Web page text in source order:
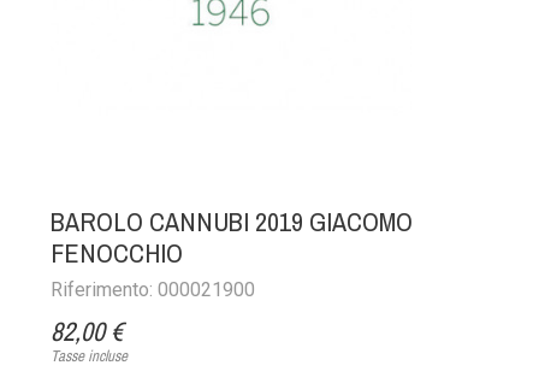
BAROLO CANNUBI 2019 GIACOMO
FENOCCHIO
Riferimento: 000021900
82,00 €
Tasse incluse